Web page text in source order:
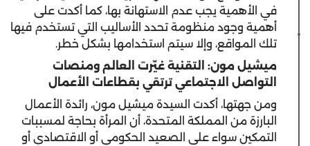
في الأهمية يجب عدم الاستهانة بها، كما أكدت على
أهمية وجود منظومة تحدد الأساليب التي تستخدم فيها
تلك المواقع، وإلا سيتم استخدامها بشكل خطر.
ميشيل مون: التقنية غيّرت العالم ومنصات
التواصل الاجتماعي ترتقي بقطاعات الأعمال
ومن جهتها، أكدت السيدة ميشيل مون، رائدة الأعمال
البارزة من المملكة المتحدة، أن المرأة بحاجة لمسببات
التمكين سواء على الصعيد الحكومي أو الاقتصادي أو